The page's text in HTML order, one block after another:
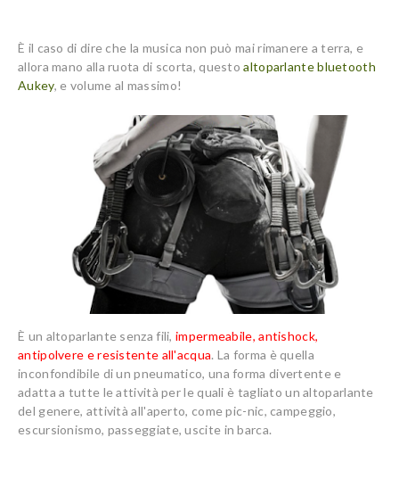
È il caso di dire che la musica non può mai rimanere a terra, e
allora mano alla ruota di scorta, questoaltoparlante bluetooth
Aukey, e volume al massimo!
È un altoparlante senza fili,impermeabile, antishock,
antipolvere e resistente all'acqua. La forma è quella
inconfondibile di un pneumatico, una forma divertente e
adatta a tutte le attività per le quali è tagliato un altoparlante
del genere, attività all'aperto, come pic-nic, campeggio,
escursionismo, passeggiate, uscite in barca.